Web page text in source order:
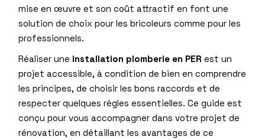
mise en œuvre et son coût attractif en font une
solution de choix pour les bricoleurs comme pour les
professionnels.
Réaliser une installation plomberie en PER est un
projet accessible, à condition de bien en comprendre
les principes, de choisir les bons raccords et de
respecter quelques règles essentielles. Ce guide est
conçu pour vous accompagner dans votre projet de
rénovation, en détaillant les avantages de ce